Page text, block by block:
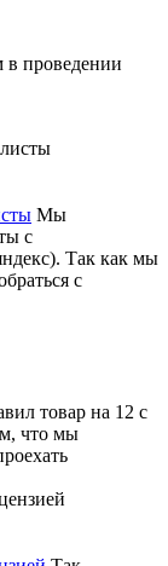
в проведении
Мы
с
Так как мы
с
товар на 12 с
что мы